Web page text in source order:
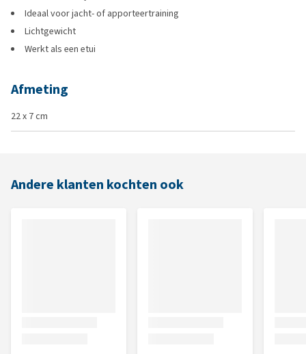
Ideaal voor jacht- of apporteertraining
Lichtgewicht
Werkt als een etui
Afmeting
22 x 7 cm
Andere klanten kochten ook